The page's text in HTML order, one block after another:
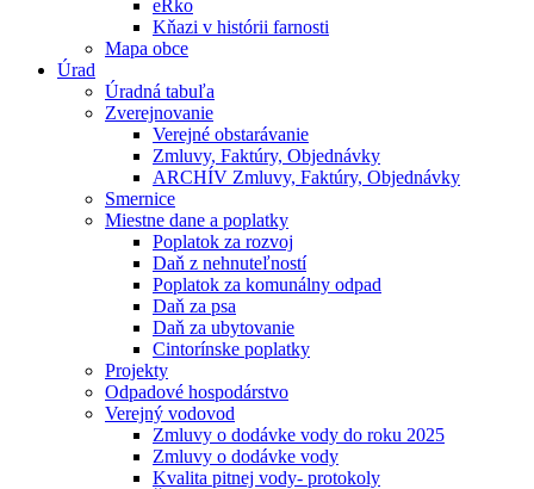
eRko
Kňazi v histórii farnosti
Mapa obce
Úrad
Úradná tabuľa
Zverejnovanie
Verejné obstarávanie
Zmluvy, Faktúry, Objednávky
ARCHÍV Zmluvy, Faktúry, Objednávky
Smernice
Miestne dane a poplatky
Poplatok za rozvoj
Daň z nehnuteľností
Poplatok za komunálny odpad
Daň za psa
Daň za ubytovanie
Cintorínske poplatky
Projekty
Odpadové hospodárstvo
Verejný vodovod
Zmluvy o dodávke vody do roku 2025
Zmluvy o dodávke vody
Kvalita pitnej vody- protokoly